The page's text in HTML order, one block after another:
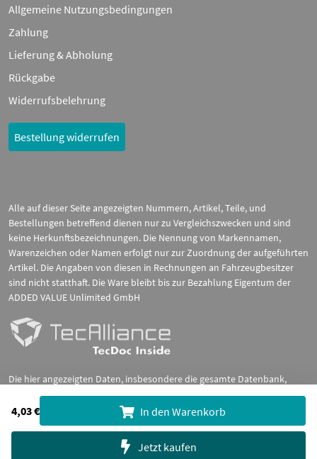
4,03 € In den Warenkorb
Jetzt kaufen
Allgemeine Nutzungsbedingungen
Zahlung
Lieferung & Abholung
Rückgabe
Widerrufsbelehrung
Bestellung widerrufen
Alle auf dieser Seite angezeigten Nummern, Artikel, Teile, und
Bestellungen betreffend dienen nur zu Vergleichszwecken und sind
keine Herkunftsbezeichnungen. Die Nennung von Markennamen,
Warenzeichen oder Namen erfolgt nur zur Zuordnung der aufgeführten
Artikel. Die Angaben von diesen in Rechnungen an Fahrzeugbesitzer
sind nicht statthaft. Die Ware bleibt bis zur Bezahlung Eigentum der
ADDED VALUE Unlimited GmbH
Die hier angezeigten Daten, insbesondere die gesamte Datenbank,
dürfen nicht kopiert werden. Es ist zu unterlassen, die Daten oder die
gesamte Datenbank ohne vorherige Zustimmung TecDocs zu
vervielfältigen, zu verbreiten und/oder diese Handlungen durch Dritte
ausführen zu lassen. Ein Zuwiderhandeln stellt eine
Urheberrechtsverletzung dar und wird verfolgt.